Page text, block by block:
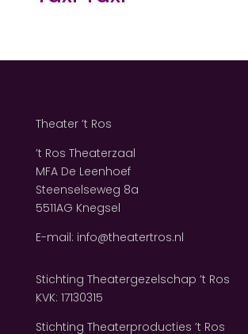
Theater ’t Ros
’t Ros Theaterzaal
MFA De Leenhoef
Steenselseweg 8a
5511AG Knegsel
E-mail: info@theatertros.nl
Stichting Theatergezelschap ’t Ros
KVK: 17130315
Stichting Theaterproducties ’t Ros